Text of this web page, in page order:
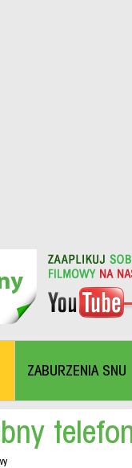
ZABURZENIA SNU